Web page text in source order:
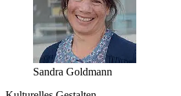
Sandra Goldmann